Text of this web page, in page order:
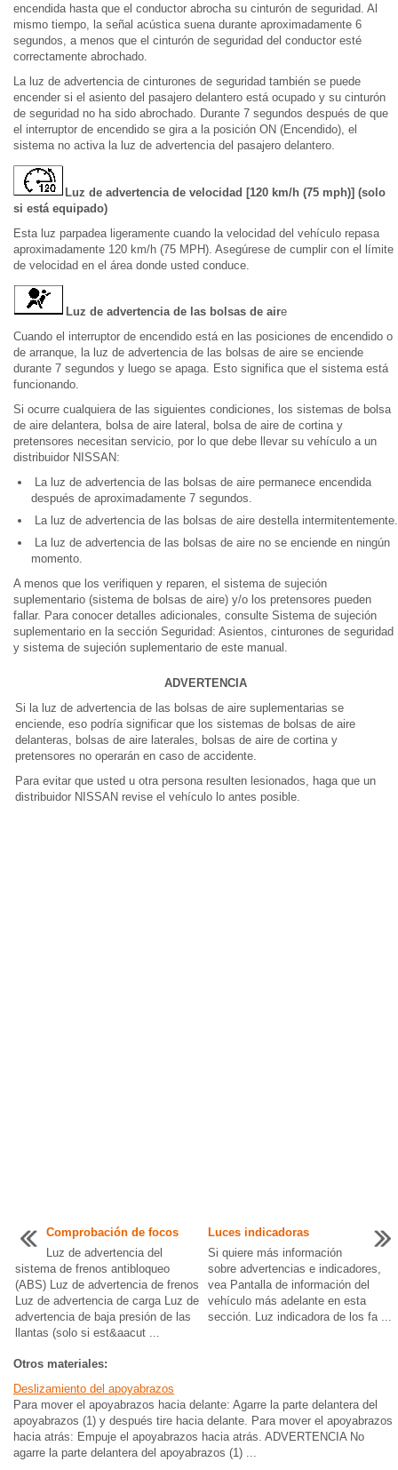
encendida hasta que el conductor abrocha su cinturón de seguridad. Al
mismo tiempo, la señal acústica suena durante aproximadamente 6
segundos, a menos que el cinturón de seguridad del conductor esté
correctamente abrochado.
La luz de advertencia de cinturones de seguridad también se puede
encender si el asiento del pasajero delantero está ocupado y su cinturón
de seguridad no ha sido abrochado. Durante 7 segundos después de que
el interruptor de encendido se gira a la posición ON (Encendido), el
sistema no activa la luz de advertencia del pasajero delantero.
Luz de advertencia de velocidad [120 km/h (75 mph)] (solo
si está equipado)
Esta luz parpadea ligeramente cuando la velocidad del vehículo repasa
aproximadamente 120 km/h (75 MPH). Asegúrese de cumplir con el límite
de velocidad en el área donde usted conduce.
Luz de advertencia de las bolsas de aire
Cuando el interruptor de encendido está en las posiciones de encendido o
de arranque, la luz de advertencia de las bolsas de aire se enciende
durante 7 segundos y luego se apaga. Esto significa que el sistema está
funcionando.
Si ocurre cualquiera de las siguientes condiciones, los sistemas de bolsa
de aire delantera, bolsa de aire lateral, bolsa de aire de cortina y
pretensores necesitan servicio, por lo que debe llevar su vehículo a un
distribuidor NISSAN:
La luz de advertencia de las bolsas de aire permanece encendida
después de aproximadamente 7 segundos.
La luz de advertencia de las bolsas de aire destella intermitentemente.
La luz de advertencia de las bolsas de aire no se enciende en ningún
momento.
A menos que los verifiquen y reparen, el sistema de sujeción
suplementario (sistema de bolsas de aire) y/o los pretensores pueden
fallar. Para conocer detalles adicionales, consulte Sistema de sujeción
suplementario en la sección Seguridad: Asientos, cinturones de seguridad
y sistema de sujeción suplementario de este manual.
ADVERTENCIA
Si la luz de advertencia de las bolsas de aire suplementarias se
enciende, eso podría significar que los sistemas de bolsas de aire
delanteras, bolsas de aire laterales, bolsas de aire de cortina y
pretensores no operarán en caso de accidente.
Para evitar que usted u otra persona resulten lesionados, haga que un
distribuidor NISSAN revise el vehículo lo antes posible.
Comprobación de focos
Luz de advertencia del
sistema de frenos antibloqueo
(ABS) Luz de advertencia de frenos
Luz de advertencia de carga Luz de
advertencia de baja presión de las
llantas (solo si est&aacut ...
Luces indicadoras
Si quiere más información
sobre advertencias e indicadores,
vea Pantalla de información del
vehículo más adelante en esta
sección. Luz indicadora de los fa ...
Otros materiales:
Deslizamiento del apoyabrazos
Para mover el apoyabrazos hacia delante: Agarre la parte delantera del
apoyabrazos (1) y después tire hacia delante. Para mover el apoyabrazos
hacia atrás: Empuje el apoyabrazos hacia atrás. ADVERTENCIA No
agarre la parte delantera del apoyabrazos (1) ...